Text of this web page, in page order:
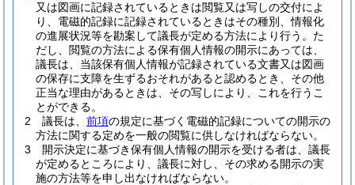
又は図画に記録されているときは閲覧又は写しの交付によ
り、電磁的記録に記録されているときはその種別、情報化
の進展状況等を勘案して議長が定める方法により行う。 た
だし、閲覧の方法による保有個人情報の開示にあっては、
議長は、当該保有個人情報が記録されている文書又は図画
の保存に支障を生ずるおそれがあると認めるとき、その他
正当な理由があるときは、その写しにより、これを行うこ
とができる。
2
議長は、 前項の規定に基づく電磁的記録についての開示の
方法に関する定めを一般の閲覧に供しなければならない。
3
開示決定に基づき保有個人情報の開示を受ける者は、議長
が定めるところにより、議長に対し、その求める開示の実
施の方法等を申し出なければならない。